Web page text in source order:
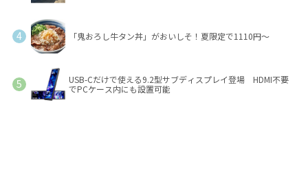
「鬼おろし牛タン丼」がおいしそ！夏限定で1110円～
USB-Cだけで使える9.2型サブディスプレイ登場 HDMI不要
でPCケース内にも設置可能